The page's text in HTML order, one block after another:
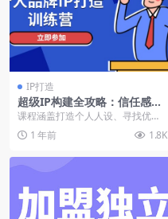
IP打造
超级IP构建全攻略：信任感建
立+社群裂变，爆款内容与品
牌溢价实战
课程涵盖打造个人人设、寻找优质
付费群、社群运营与变现等内容，
通过每天的任务实践，...
1 年前 1.8K